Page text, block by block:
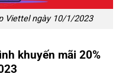
Viettel ngày 10/1/2023
khuyến mãi 20%